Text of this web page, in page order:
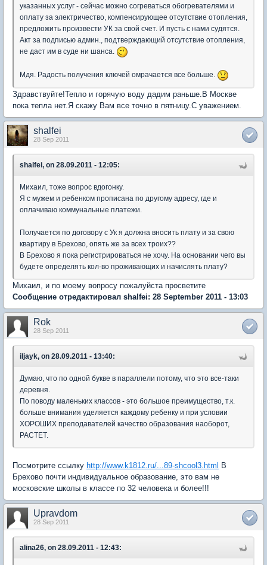
указанных услуг - сейчас можно согреваться обогревателями и
оплату за электричество, компенсирующее отсутствие отопления,
предложить произвести УК за свой счет. И пусть с нами судятся.
Акт за подписью админ., подтверждающий отсутствие отопления,
не даст им в суде ни шанса.
Мдя. Радость получения ключей омрачается все больше.
Здравствуйте!Тепло и горячую воду дадим раньше.В Москве
пока тепла нет.Я скажу Вам все точно в пятницу.С уважением.
shalfei
28 Sep 2011
shalfei, on 28.09.2011 - 12:05:
Михаил, тоже вопрос вдогонку.
Я с мужем и ребенком прописана по другому адресу, где и
оплачиваю коммунальные платежи.
Получается по договору с Ук я должна вносить плату и за свою
квартиру в Брехово, опять же за всех троих??
В Брехово я пока регистрироваться не хочу. На основании чего вы
будете определять кол-во проживающих и начислять плату?
Михаил, и по моему вопросу пожалуйста просветите
Сообщение отредактировал shalfei: 28 September 2011 - 13:03
Rok
28 Sep 2011
iljayk, on 28.09.2011 - 13:40:
Думаю, что по одной букве в параллели потому, что это все-таки
деревня.
По поводу маленьких классов - это большое преимущество, т.к.
больше внимания уделяется каждому ребенку и при условии
ХОРОШИХ преподавателей качество образования наоборот,
РАСТЕТ.
Посмотрите ссылку http://www.k1812.ru/...89-shcool3.html
В
Брехово почти индивидуальное образование, это вам не
московские школы в классе по 32 человека и более!!!
Upravdom
28 Sep 2011
alina26, on 28.09.2011 - 12:43: